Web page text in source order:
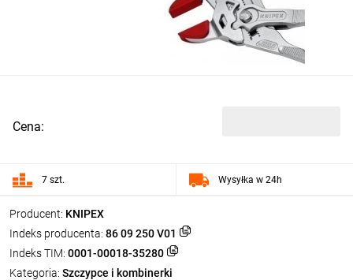
Producent: KNIPEX
Indeks producenta: 86 09 250 V01
Indeks TIM: 0001-00018-35280
Kategoria: Szczypce i kombinerki
Cena:
7 szt. Wysyłka w 24h